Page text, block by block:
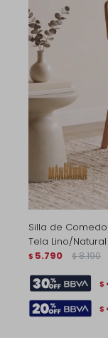
Silla de
Tela Lino/Natural
$ 5.790 $ 8.190
$
$